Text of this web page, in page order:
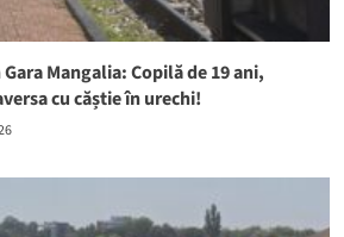
Mangalia: Copilă de 19 ani,
cu căștie în urechi!